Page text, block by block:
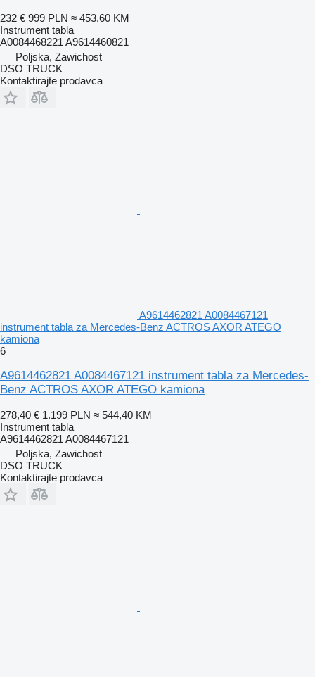
232 € 999 PLN ≈ 453,60 KM
Instrument tabla
A0084468221 A9614460821
Poljska, Zawichost
DSO TRUCK
Kontaktirajte prodavca
A9614462821 A0084467121
instrument tabla za Mercedes-Benz ACTROS AXOR ATEGO
kamiona
6
A9614462821 A0084467121 instrument tabla za Mercedes-
Benz ACTROS AXOR ATEGO kamiona
278,40 € 1.199 PLN ≈ 544,40 KM
Instrument tabla
A9614462821 A0084467121
Poljska, Zawichost
DSO TRUCK
Kontaktirajte prodavca